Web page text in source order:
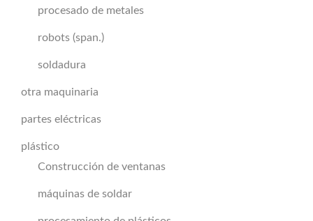
procesado de metales
robots (span.)
soldadura
otra maquinaria
partes eléctricas
plástico
Construcción de ventanas
máquinas de soldar